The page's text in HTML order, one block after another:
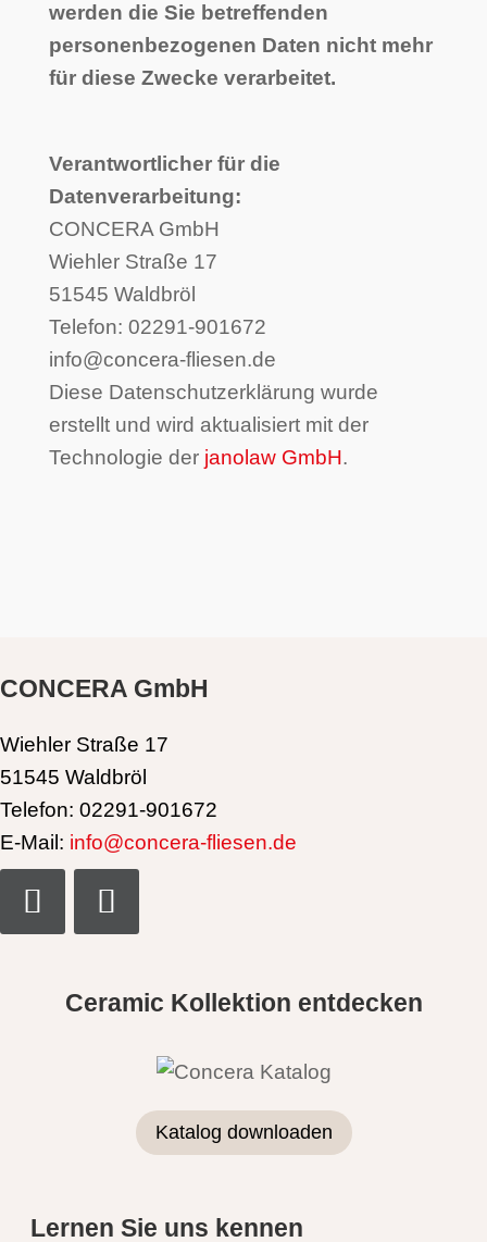
werden die Sie betreffenden
personenbezogenen Daten nicht mehr
für diese Zwecke verarbeitet.
Verantwortlicher für die
Datenverarbeitung:
CONCERA GmbH
Wiehler Straße 17
51545 Waldbröl
Telefon: 02291-901672
info@concera-fliesen.de
Diese Datenschutzerklärung wurde
erstellt und wird aktualisiert mit der
Technologie der janolaw GmbH.
CONCERA GmbH
Wiehler Straße 17
51545 Waldbröl
Telefon: 02291-901672
E-Mail: info@concera-fliesen.de
Ceramic Kollektion entdecken
Katalog downloaden
Lernen Sie uns kennen